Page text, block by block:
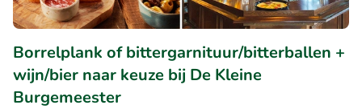
Borrelplank of bittergarnituur/bitterballen +
wijn/bier naar keuze bij De Kleine
Burgemeester